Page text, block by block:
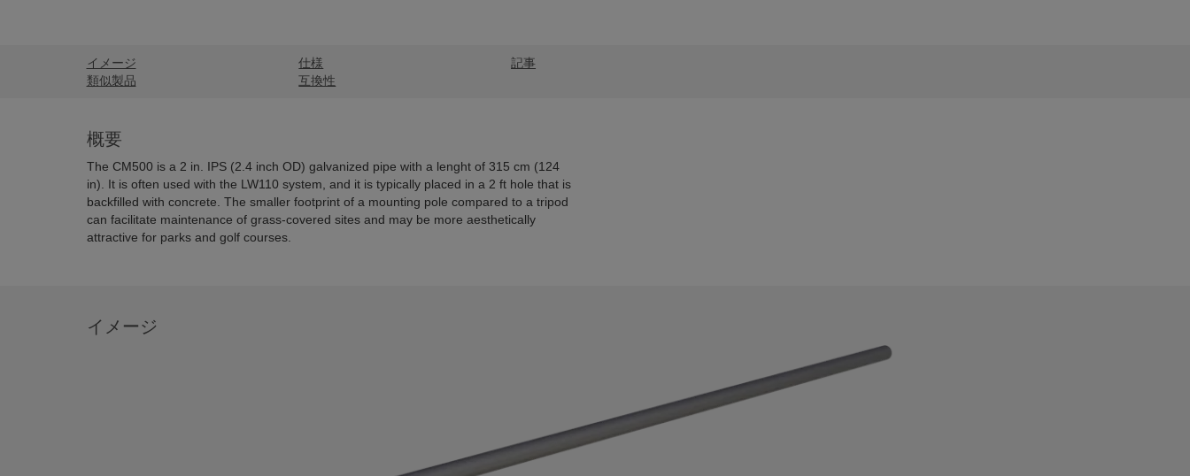
イメージ
類似製品
仕様
互換性
記事
概要
The CM500 is a 2 in. IPS (2.4 inch OD) galvanized pipe with a lenght of 315 cm (124
in). It is often used with the LW110 system, and it is typically placed in a 2 ft hole that is
backfilled with concrete. The smaller footprint of a mounting pole compared to a tripod
can facilitate maintenance of grass-covered sites and may be more aesthetically
attractive for parks and golf courses.
イメージ